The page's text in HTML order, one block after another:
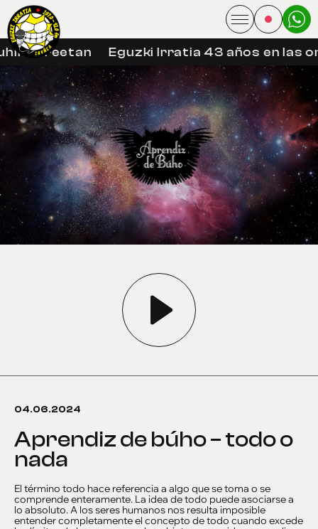
libreetan Eguzki Irratia 43 años en las
04.06.2024
aprendiz de búho – todo o
nada
El término todo hace referencia a algo que se toma o se
comprende enteramente. La idea de todo puede asociarse a
lo absoluto. A los seres humanos nos resulta imposible
entender completamente el concepto de todo cuando excede